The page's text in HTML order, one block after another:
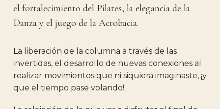
el fortalecimiento del Pilates, la elegancia de la
Danza y el juego de la Acrobacia.
La liberación de la columna a través de las
invertidas, el desarrollo de nuevas conexiones al
realizar movimientos que ni siquiera imaginaste, ¡y
que el tiempo pase volando!